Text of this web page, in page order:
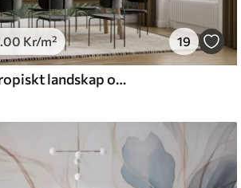
.00 Kr/m² 19
Panorama med tropiskt landskap och fåglar